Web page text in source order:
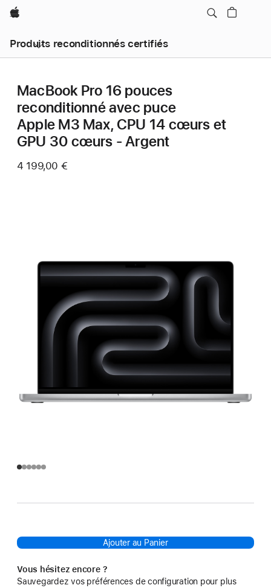
Apple
Produits reconditionnés certifiés
MacBook Pro 16 pouces
reconditionné avec puce
Apple M3 Max, CPU 14 cœurs et
GPU 30 cœurs - Argent
4 199,00 €
Ajouter au Panier
Vous hésitez encore ?
Sauvegardez vos préférences de configuration pour plus